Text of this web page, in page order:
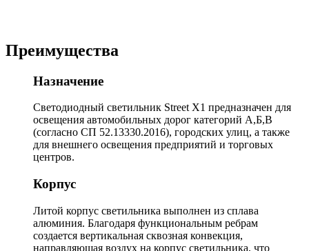
Преимущества
Назначение
Светодиодный светильник Street X1 предназначен для
освещения автомобильных дорог категорий А,Б,В
(согласно СП 52.13330.2016), городских улиц, а также
для внешнего освещения предприятий и торговых
центров.
Корпус
Литой корпус светильника выполнен из сплава
алюминия. Благодаря функциональным ребрам
создается вертикальная сквозная конвекция,
направляющая воздух на корпус светильника, что